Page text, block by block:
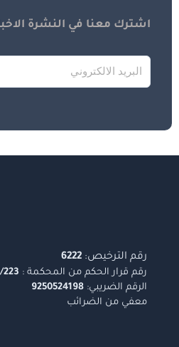
اشترك معنا في النشرة
رقم الترخيص: 6222
رقم قرار الحكم من المحكمة : 501
الرقم الضريبي: 9250524198
معفي من الضرائب